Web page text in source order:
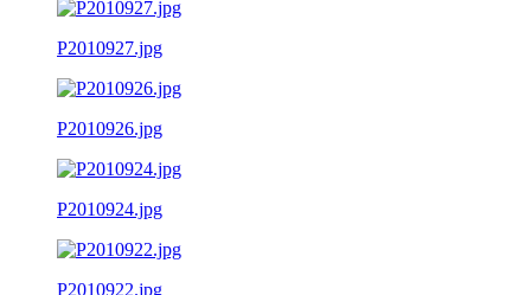
P2010927.jpg
P2010926.jpg
P2010924.jpg
P2010922.jpg